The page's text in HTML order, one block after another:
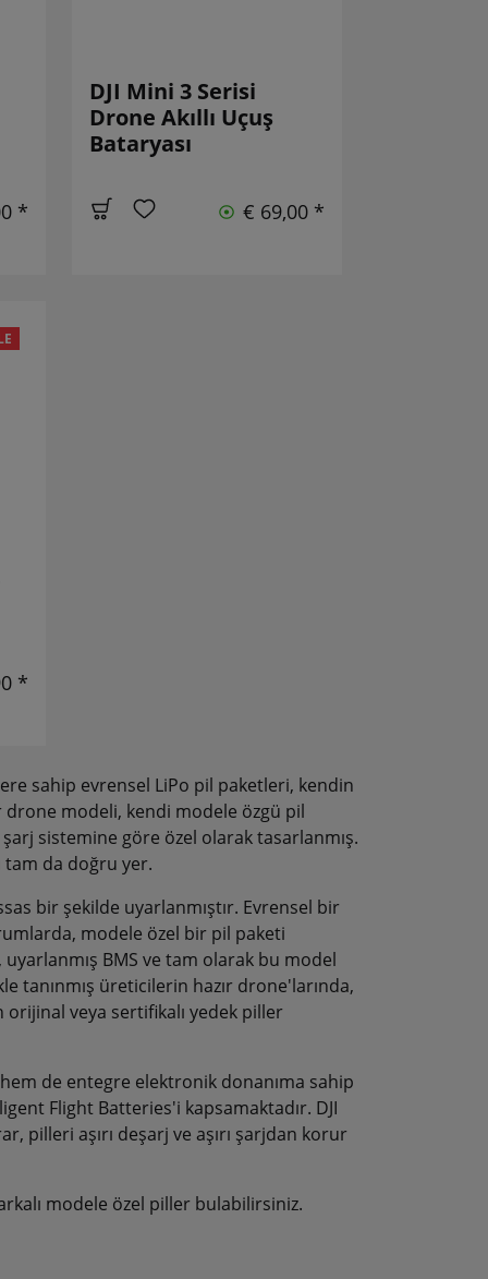
*
DJI Mini 3 Serisi
Drone Akıllı Uçuş
Bataryası
€ 69,00 *
*
sahip evrensel LiPo pil paketleri, kendin
drone modeli, kendi modele özgü pil
sistemine göre özel olarak tasarlanmış.
tam da doğru yer.
bir şekilde uyarlanmıştır. Evrensel bir
modele özel bir pil paketi
BMS ve tam olarak bu model
tanınmış üreticilerin hazır drone'larında,
veya sertifikalı yedek piller
de entegre elektronik donanıma sahip
Flight Batteries'i kapsamaktadır. DJI
pilleri aşırı deşarj ve aşırı şarjdan korur
modele özel piller bulabilirsiniz.